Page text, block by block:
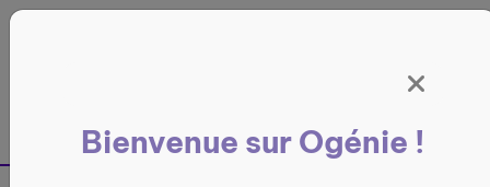
France entière
Bienvenue sur Ogénie !
Panneau de gestion des cookies